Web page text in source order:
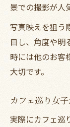
景での撮影が人
写真映えを狙う
目し、角度や明
時には他のお客
大切です。
カフェ巡り女
実際にカフェ巡